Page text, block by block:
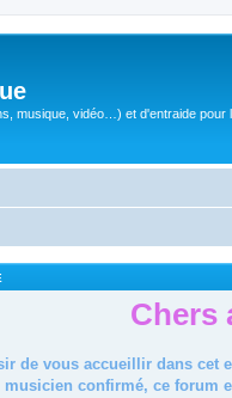
musique, vidéo…) et d'entraide pour
Chers
de vous accueillir dans cet
musicien confirmé, ce forum